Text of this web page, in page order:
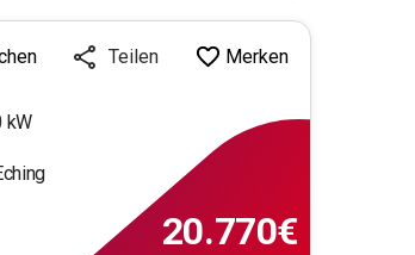
Teilen Merken
kW
20.770€